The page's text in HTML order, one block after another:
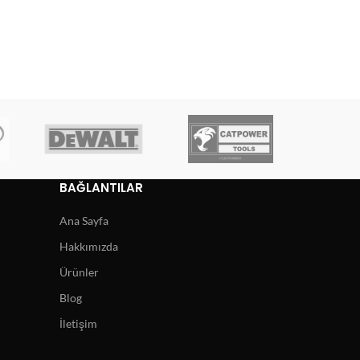
BAĞLANTILAR
Ana Sayfa
Hakkımızda
Ürünler
Blog
İletişim